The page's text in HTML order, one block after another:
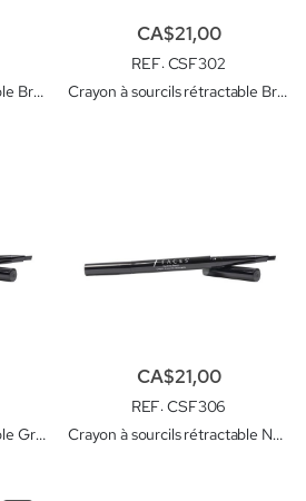
Crayon à sourcils rétractable Brun clair
REF: CSF302
Crayon à sourcils rétractable Brun foncé
CA$21,00
Crayon à sourcils rétractable Gris foncé
REF: CSF306
Crayon à sourcils rétractable Noir
CA$21,00